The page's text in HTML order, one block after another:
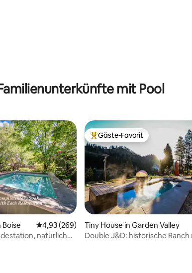
von 5, 913 Bewertungen
mit Pool
von 5, 164 Bewertungen
Durchschnittliche Bewertung: 4,93 von 5,
4,93 (269)
natürlicher
Beliebter Gäste-Favorit.
Gäste-Favorit
Tiny House in Garden Valley
Double J&D: historische Ranch